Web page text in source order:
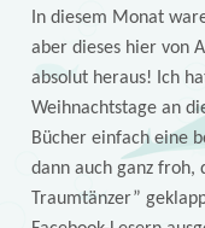
In diesem Monat
aber dieses hier von
absolut heraus! Ich
Weihnachtstage an
Bücher einfach eine
dann auch ganz froh,
Traumtänzer”